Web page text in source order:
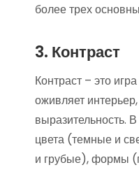
более трех
3. Контраст
Контраст – это
оживляет
выразительность.
цвета (темные и
и грубые), формы